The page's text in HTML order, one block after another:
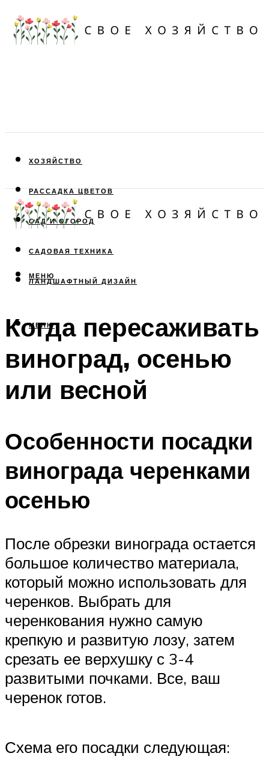
ХОЗЯЙСТВО
РАССАДКА ЦВЕТОВ
САД И ОГОРОД
САДОВАЯ ТЕХНИКА
ЛАНДШАФТНЫЙ ДИЗАЙН
МЕНЮ
МЕНЮ
Когда пересаживать
виноград, осенью
или весной
Особенности посадки
винограда черенками
осенью
После обрезки винограда остается
большое количество материала,
который можно использовать для
черенков. Выбрать для
черенкования нужно самую
крепкую и развитую лозу, затем
срезать ее верхушку с 3-4
развитыми почками. Все, ваш
черенок готов.
Схема его посадки следующая: